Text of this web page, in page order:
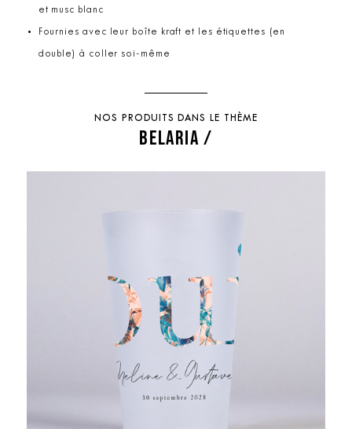
et musc blanc
Fournies avec leur boîte kraft et les étiquettes (en
double) à coller soi-même
NOS PRODUITS DANS LE THÈME
BELARIA /